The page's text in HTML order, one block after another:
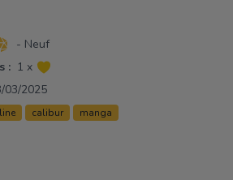
- Neuf
: 1 x
03/2025
calibur manga